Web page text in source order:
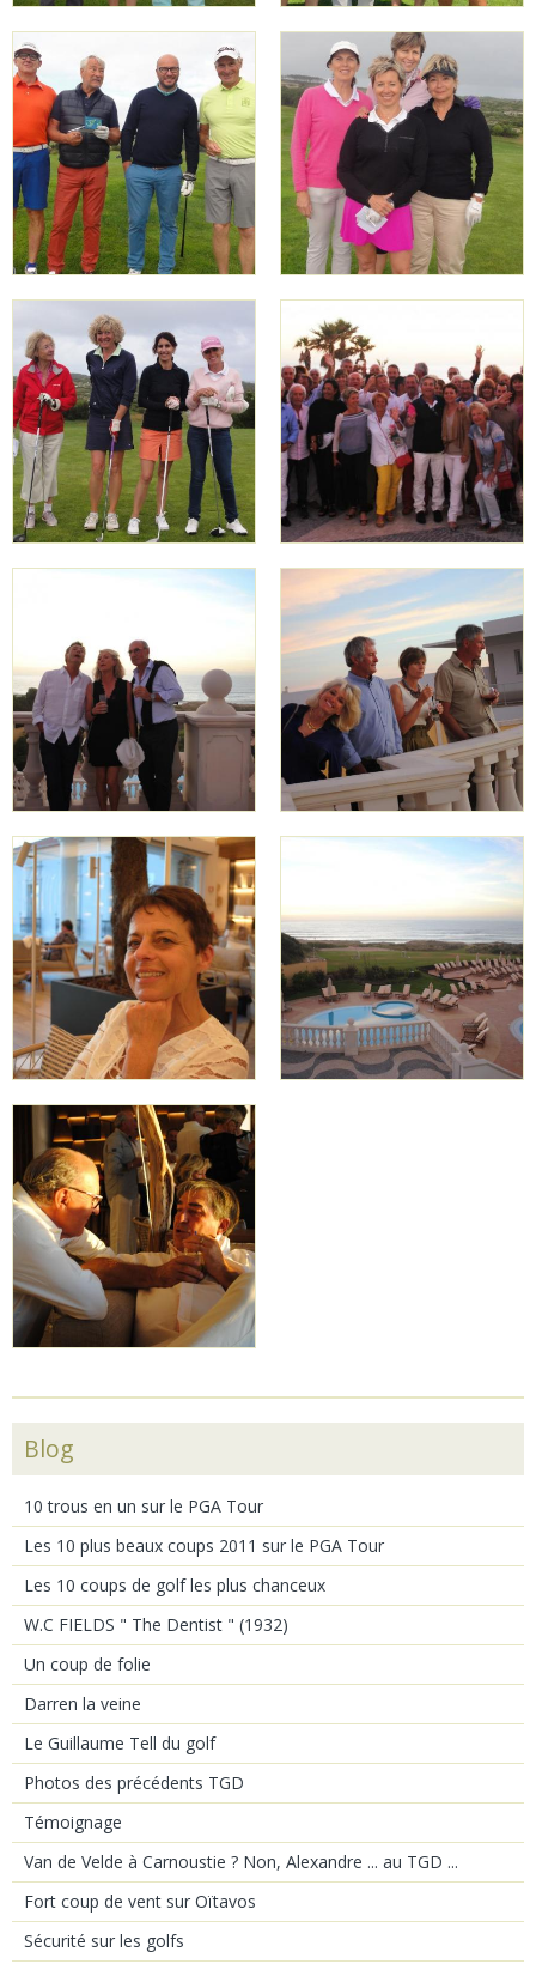
Blog
10 trous en un sur le PGA Tour
Les 10 plus beaux coups 2011 sur le PGA Tour
Les 10 coups de golf les plus chanceux
W.C FIELDS " The Dentist " (1932)
Un coup de folie
Darren la veine
Le Guillaume Tell du golf
Photos des précédents TGD
Témoignage
Van de Velde à Carnoustie ? Non, Alexandre ... au TGD ...
Fort coup de vent sur Oïtavos
Sécurité sur les golfs